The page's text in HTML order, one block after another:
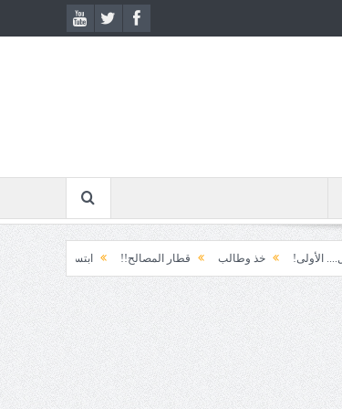
خذ وطالب قطار المصالح!! ابتسامة الطوارئ! المكوّن